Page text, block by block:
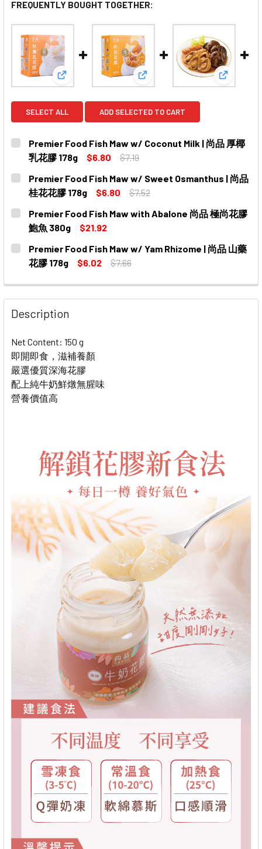
FREQUENTLY BOUGHT TOGETHER:
View: Premier Food Fish Maw w/ Coconut Milk | 尚
View: Premier Food Fish
View:
SELECT ALL ADD SELECTED TO CART
Premier Food Fish Maw w/ Coconut Milk | 尚品 厚椰
乳花膠 178g
$6.80
$7.19
CURRENT
STOCK:
QUANTITY:
DECREASE QUANTITY OF PREMIER FOOD FISH MAW W/
INCREASE QUANTITY OF PREMIER FOOD FISH
Premier Food Fish Maw w/ Sweet Osmanthus | 尚品
桂花花膠 178g
$6.80
$7.52
CURRENT
STOCK:
QUANTITY:
DECREASE QUANTITY OF PREMIER FOOD FISH MAW W/
INCREASE QUANTITY OF PREMIER FOOD FISH
Premier Food Fish Maw with Abalone 尚品 極尚花膠
鮑魚 380g
$21.92
CURRENT
STOCK:
QUANTITY:
DECREASE QUANTITY OF PREMIER FOOD FISH MAW
INCREASE QUANTITY OF PREMIER FOOD FISH
Premier Food Fish Maw w/ Yam Rhizome | 尚品 山藥
花膠 178g
$6.02
$7.66
DECREASE QUANTITY OF PREMIER FOOD FISH MAW W/
INCREASE QUANTITY OF PREMIER FOOD FISH
Description
Net Content: 150 g
即開即食，滋補養顏
嚴選優質深海花膠
配上純牛奶鮮燉無腥味
營養價值高